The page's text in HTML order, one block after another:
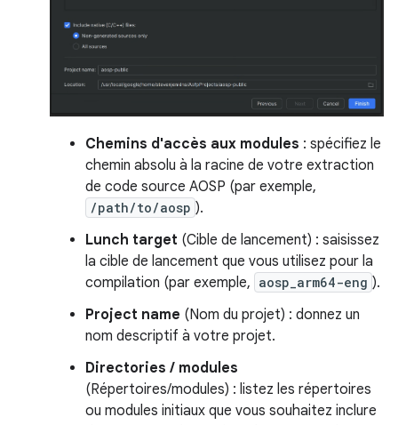
Chemins d'accès aux modules : spécifiez le
chemin absolu à la racine de votre extraction
de code source AOSP (par exemple,
/path/to/aosp ).
Lunch target (Cible de lancement) : saisissez
la cible de lancement que vous utilisez pour la
compilation (par exemple, aosp_arm64-eng ).
Project name (Nom du projet) : donnez un
nom descriptif à votre projet.
Directories / modules
(Répertoires/modules) : listez les répertoires
ou modules initiaux que vous souhaitez inclure